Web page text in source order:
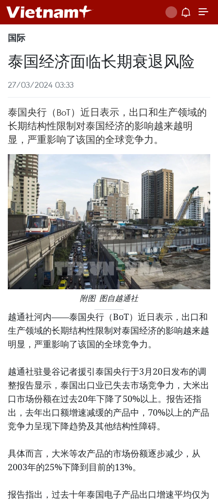
国际
泰国经济面临长期衰退风险
27/03/2024 03:33
泰国央行（BoT）近日表示，出口和生产领域的
长期结构性限制对泰国经济的影响越来越明
显，严重影响了该国的全球竞争力。
附图 图自越通社
越通社河内——泰国央行（BoT）近日表示，出口和
生产领域的长期结构性限制对泰国经济的影响越来越
明显，严重影响了该国的全球竞争力。
越通社驻曼谷记者援引泰国央行于3月20日发布的调
整报告显示，泰国出口业已失去市场竞争力，大米出
口市场份额在过去20年下降了50%以上。报告还指
出，去年出口额增速减缓的产品中，70%以上的产品
竞争力呈现下降趋势及其他结构性障碍。
具体而言，大米等农产品的市场份额逐步减少，从
2003年的25%下降到目前的13%。
报告指出，过去十年泰国电子产品出口增速平均仅为